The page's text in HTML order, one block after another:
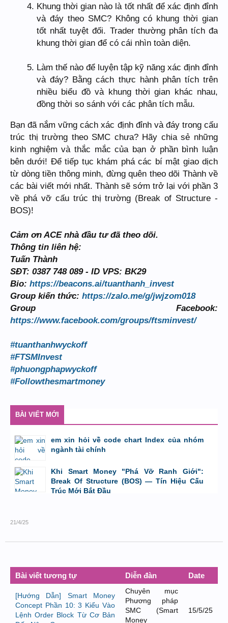
Khung thời gian nào là tốt nhất để xác định đỉnh
và đáy theo SMC? Không có khung thời gian
tốt nhất tuyệt đối. Trader thường phân tích đa
khung thời gian để có cái nhìn toàn diện.
Làm thế nào để luyện tập kỹ năng xác định đỉnh
và đáy? Bằng cách thực hành phân tích trên
nhiều biểu đồ và khung thời gian khác nhau,
đồng thời so sánh với các phân tích mẫu.
Bạn đã nắm vững cách xác định đỉnh và đáy trong cấu
trúc thị trường theo SMC chưa? Hãy chia sẻ những
kinh nghiệm và thắc mắc của bạn ở phần bình luận
bên dưới! Để tiếp tục khám phá các bí mật giao dịch
từ dòng tiền thông minh, đừng quên theo dõi Thành về
các bài viết mới nhất. Thành sẽ sớm trở lại với phần 3
về phá vỡ cấu trúc thị trường (Break of Structure -
BOS)!
Cảm ơn ACE nhà đầu tư đã theo dõi.
Thông tin liên hệ:
Tuấn Thành
SĐT: 0387 748 089 - ID VPS: BK29
Bio: https://beacons.ai/tuanthanh_invest
Group kiến thức: https://zalo.me/g/jwjzom018
Group Facebook:
https://www.facebook.com/groups/ftsminvest/
#tuanthanhwyckoff
#FTSMInvest
#phuongphapwyckoff
#Followthesmartmoney
BÀI VIẾT MỚI
em xin hỏi về code chart Index của nhóm
ngành tài chính
bởi GiaBao09052000 ,8/7/26 lúc 10:21
Khi Smart Money "Phá Vỡ Ranh Giới":
Break Of Structure (BOS) — Tín Hiệu Cấu
Trúc Mới Bắt Đầu
21/4/25
Bài viết tương tự Diễn đàn Date
[Hướng Dẫn] Smart Money
Concept Phần 10: 3 Kiểu Vào
Lệnh Order Block Từ Cơ Bản
Chuyên mục
Phương pháp
SMC (Smart
Money
15/5/25